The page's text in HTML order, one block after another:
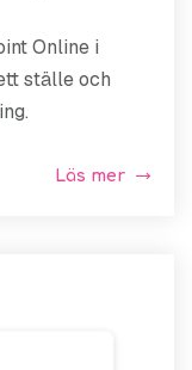
Online i
ställe och
Läs mer